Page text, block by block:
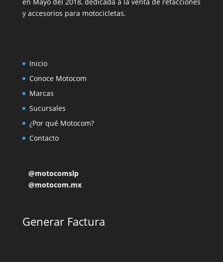
y accesorios para motocicletas.
Inicio
Conoce Motocom
Marcas
Sucursales
¿Por qué Motocom?
Contacto
@motocomslp
@motocom.mx
Generar Factura